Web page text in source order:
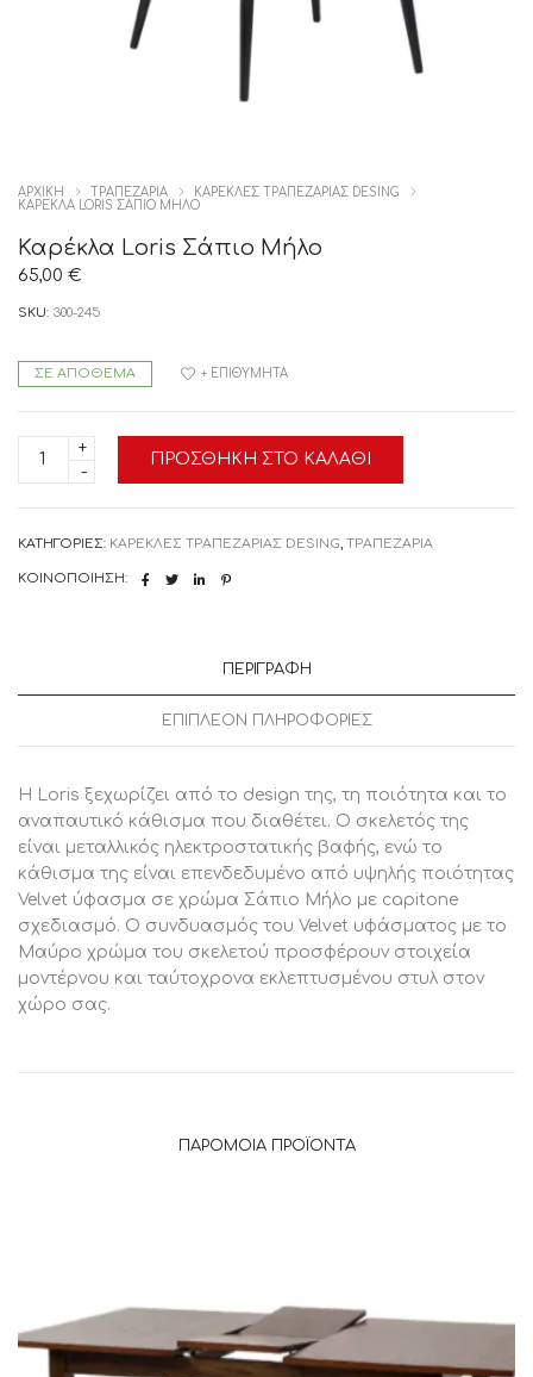
ΑΡΧΙΚΉ ΤΡΑΠΕΖΑΡΙΑ
ΚΑΡΕΚΛΕΣ ΤΡΑΠΕΖΑΡΙΑΣ DESING
ΚΑΡΈΚΛΑ LORIS ΣΆΠΙΟ ΜΉΛΟ
Καρέκλα Loris Σάπιο Μήλο
65,00 €
SKU: 300-245
ΣΕ ΑΠΌΘΕΜΑ
Καρέκλα
Loris
ΠΡΟΣΘΉΚΗ ΣΤΟ ΚΑΛΆΘΙ
+ ΕΠΙΘΥΜΗΤΆ
ΚΑΤΗΓΟΡΊΕΣ: ΚΑΡΕΚΛΕΣ ΤΡΑΠΕΖΑΡΙΑΣ DESING, ΤΡΑΠΕΖΑΡΙΑ
ΚΟΙΝΟΠΟΊΗΣΗ:
ΠΕΡΙΓΡΑΦΉ
ΕΠΙΠΛΈΟΝ ΠΛΗΡΟΦΟΡΊΕΣ
Η Loris ξεχωρίζει από το design της, τη ποιότητα και το
αναπαυτικό κάθισμα που διαθέτει. Ο σκελετός της
είναι μεταλλικός ηλεκτροστατικής βαφής, ενώ το
κάθισμα της είναι επενδεδυμένο από υψηλής ποιότητας
Velvet ύφασμα σε χρώμα Σάπιο Μήλο με capitone
σχεδιασμό. Ο συνδυασμός του Velvet υφάσματος με το
Μαύρο χρώμα του σκελετού προσφέρουν στοιχεία
μοντέρνου και ταύτοχρονα εκλεπτυσμένου στυλ στον
χώρο σας.
ΠΑΡΌΜΟΙΑ ΠΡΟΪΌΝΤΑ